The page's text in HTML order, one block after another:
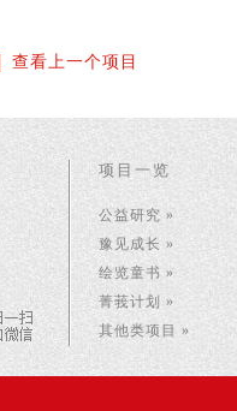
查看上一个项目
项目一览
公益研究 »
豫见成长 »
绘览童书 »
菁莪计划 »
其他类项目 »